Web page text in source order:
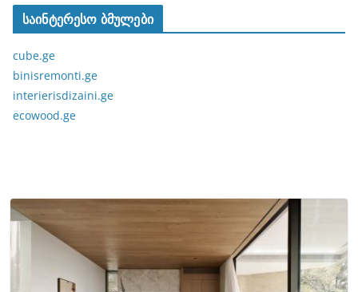
საინტერესო ბმულები
cube.ge
binisremonti.ge
interierisdizaini.ge
ecowood.ge